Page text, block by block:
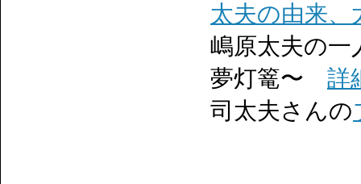
太夫の由来、
嶋原太夫の
夢灯篭〜 詳
司太夫さんの